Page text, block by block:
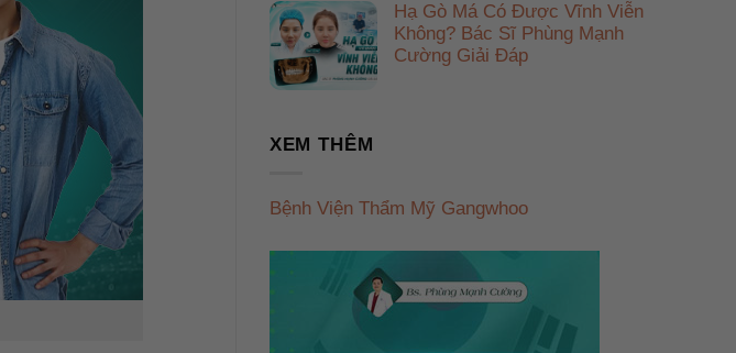
Hạ Gò Má Có Được Vĩnh Viễn
Không? Bác Sĩ Phùng Mạnh
Cường Giải Đáp
XEM THÊM
Bệnh Viện Thẩm Mỹ Gangwhoo